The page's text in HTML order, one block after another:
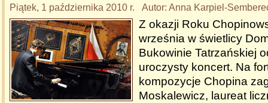
Piątek, 1 października 2010 r. Autor: Anna Karpiel-
Z okazji Roku
września w świetlicy
Bukowinie Tatrzańskiej
uroczysty koncert. Na
kompozycje Chopina
Moskalewicz, laureat